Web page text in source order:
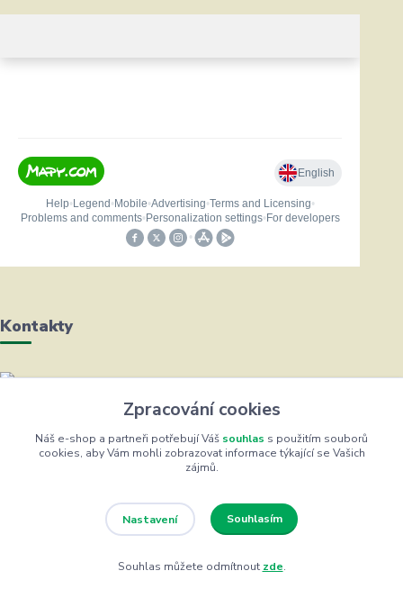
Kontakty
Helena Bayerová
+420 604 711 491
(Po-Čt, 8-16 hod.)
Eshop ŽUFRIK.cz © Copyright 2012 - 2026
Zpracování cookies
Náš e-shop a partneři potřebují Váš souhlas s použitím souborů
cookies, aby Vám mohli zobrazovat informace týkající se Vašich
zájmů.
Nastavení Souhlasím
Souhlas můžete odmítnout zde.